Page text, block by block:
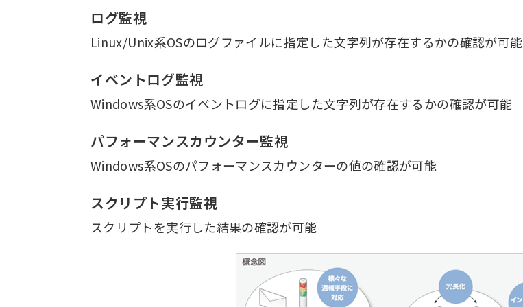
ログ監視
Linux/Unix系OSのログファイルに指定した文字列が存在するかの確認が可能
イベントログ監視
Windows系OSのイベントログに指定した文字列が存在するかの確認が可能
パフォーマンスカウンター監視
Windows系OSのパフォーマンスカウンターの値の確認が可能
スクリプト実行監視
スクリプトを実行した結果の確認が可能